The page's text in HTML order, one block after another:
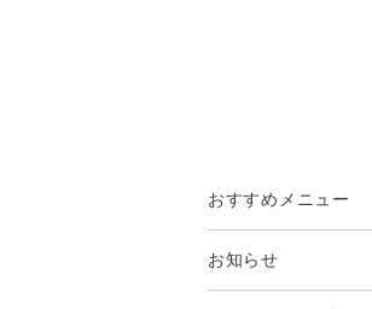
おすすめメニュー
お知らせ